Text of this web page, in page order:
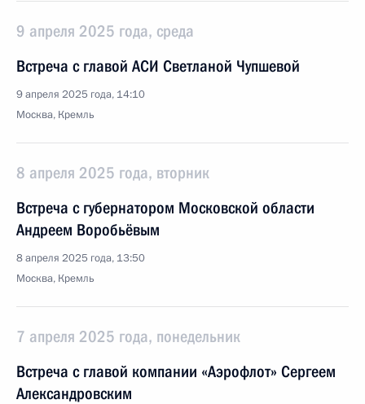
9 апреля 2025 года, среда
Встреча с главой АСИ Светланой Чупшевой
9 апреля 2025 года, 14:10
Москва, Кремль
8 апреля 2025 года, вторник
Встреча с губернатором Московской области
Андреем Воробьёвым
8 апреля 2025 года, 13:50
Москва, Кремль
7 апреля 2025 года, понедельник
Встреча с главой компании «Аэрофлот» Сергеем
Александровским